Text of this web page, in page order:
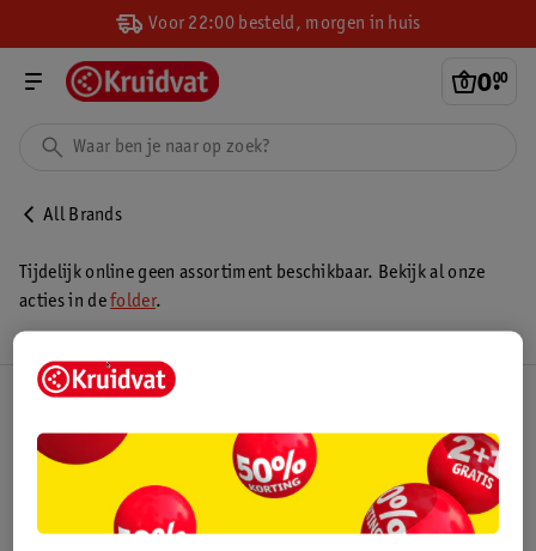
Voor 22:00 besteld, morgen in huis
0.
00
All Brands
Tijdelijk online geen assortiment beschikbaar. Bekijk al onze
acties in defolder.
Klantenservice